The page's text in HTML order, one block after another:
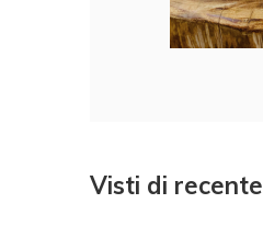
Visti di recente